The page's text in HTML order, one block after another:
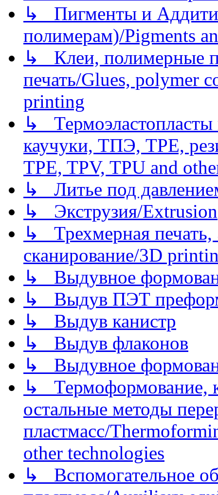
↳ Пигменты и
полимерам)/Pigments
↳ Клеи, полимерные
печать/Glues, polymer
printing
↳
каучуки, ТПЭ, TPE,
TPE, TPV, TPU and
↳ Литье под
↳ Экструзия/Extrusion
↳ Трехмерная
сканирование/3D
↳ Выдувное
↳ Выдув ПЭТ
↳ Выдув канистр
↳ Выдув флаконов
↳ Выдувное
↳ Термоформование,
остальные методы
пластмасс/
other technologies
↳ Вспомогательное